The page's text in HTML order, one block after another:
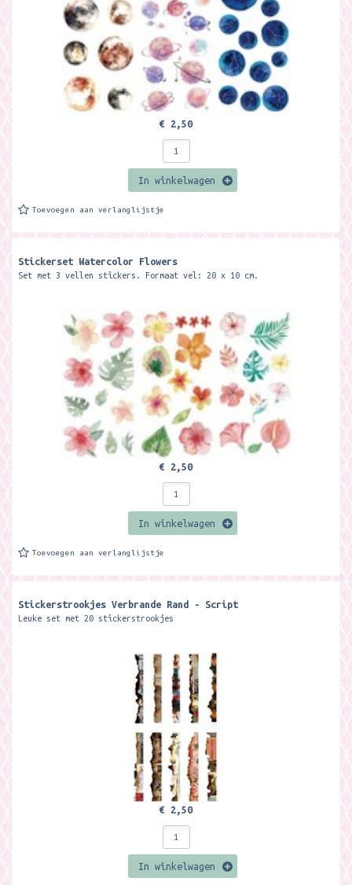
€ 2,50
In winkelwagen
Toevoegen aan verlanglijstje
Stickerset Watercolor Flowers
Set met 3 vellen stickers. Formaat vel: 20 x 10 cm.
€ 2,50
In winkelwagen
Toevoegen aan verlanglijstje
Stickerstrookjes Verbrande Rand - Script
Leuke set met 20 stickerstrookjes
€ 2,50
In winkelwagen